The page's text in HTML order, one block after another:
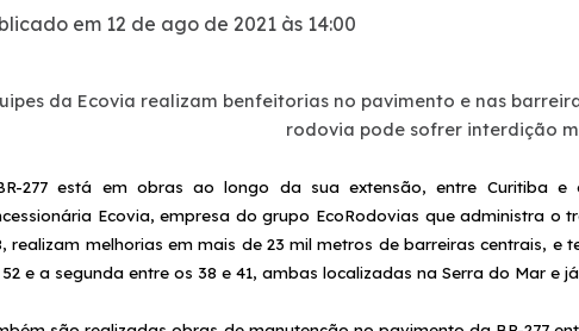
em 12 de ago de 2021 às 14:00
da Ecovia realizam benfeitorias no pavimento e nas
rodovia pode sofrer interdição
277 está em obras ao longo da sua extensão, entre Curitiba
Ecovia, empresa do grupo EcoRodovias que administra o
realizam melhorias em mais de 23 mil metros de barreiras centrais, e
e a segunda entre os 38 e 41, ambas localizadas na Serra do Mar e